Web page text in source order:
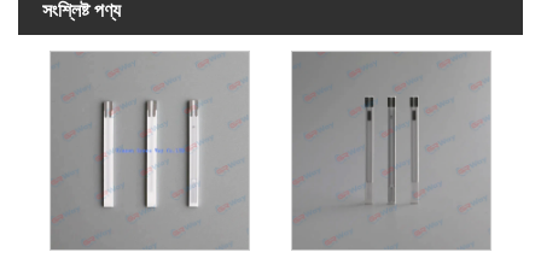
সংশ্লিষ্ট পণ্য